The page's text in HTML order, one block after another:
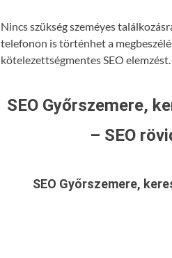
Nincs szükség szeméyes
telefonon is történhet a
kötelezettségmentes SEO elemzést.
SEO Győrszemere,
– SEO
SEO Győrszemere,